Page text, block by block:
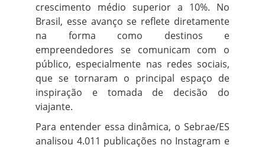
crescimento médio superior a 10%. No
Brasil, esse avanço se reflete diretamente
na forma como destinos e
empreendedores se comunicam com o
público, especialmente nas redes sociais,
que se tornaram o principal espaço de
inspiração e tomada de decisão do
viajante.
Para entender essa dinâmica, o Sebrae/ES
analisou 4.011 publicações no Instagram e